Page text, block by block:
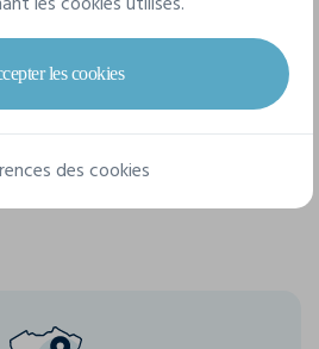
les cookies
des cookies